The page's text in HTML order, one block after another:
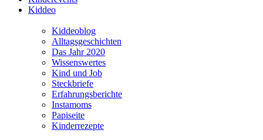
Kiddeo
Kiddeoblog
Alltagsgeschichten
Das Jahr 2020
Wissenswertes
Kind und Job
Steckbriefe
Erfahrungsberichte
Instamoms
Papiseite
Kinderrezepte